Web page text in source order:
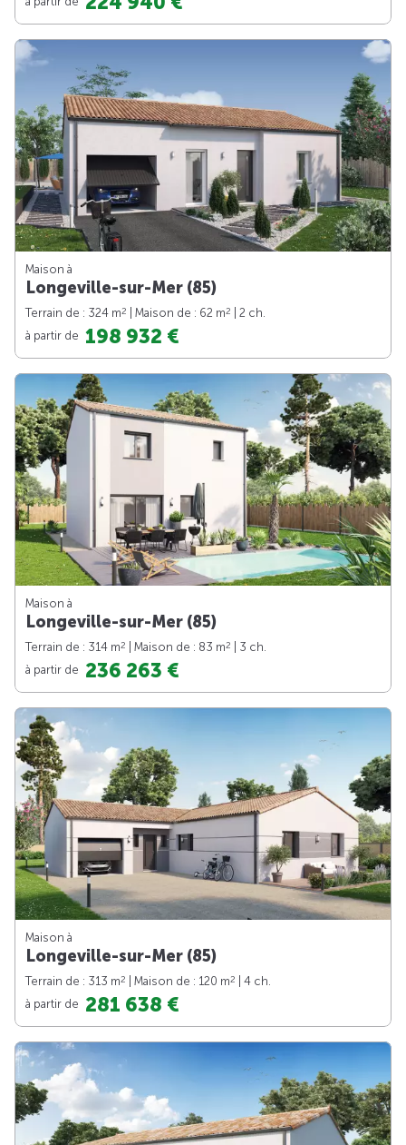
Maison à
Longeville-sur-Mer (85)
Terrain de : 324 m2 | Maison de : 62 m2
| 2 ch.
à partir de 198 932 €
Maison à
Longeville-sur-Mer (85)
Terrain de : 314 m2 | Maison de : 83 m2
| 3 ch.
à partir de 236 263 €
Maison à
Longeville-sur-Mer (85)
Terrain de : 313 m2 | Maison de : 120 m2
| 4 ch.
à partir de 281 638 €